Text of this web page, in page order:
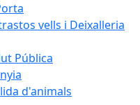
vells i Deixalleria
Pública
d'animals